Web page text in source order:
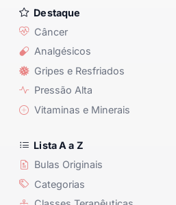
Destaque
Câncer
Analgésicos
Gripes e Resfriados
Pressão Alta
Vitaminas e Minerais
Lista A a Z
Bulas Originais
Categorias